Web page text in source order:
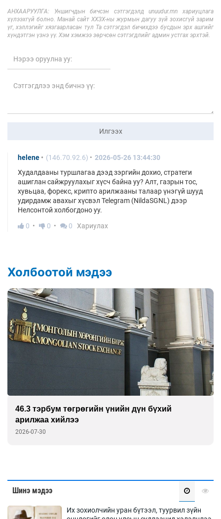
АНХААРУУЛГА: Уншигчдын бичсэн сэтгэгдэлд unuudur.mn хариуцлага
хүлээхгүй болно. Манай сайт ХХЗХ-ны журмын дагуу зүй зохисгүй зарим
үг, хэллэгийг хязгаарласан тул Та сэтгэгдэл бичихдээ бусдын эрх ашгийг
хүндэтгэн үзнэ үү. Хэм хэмжээ зөрчсөн сэтгэгдлийг админ устгах эрхтэй.
Илгээх
helene (146.70.92.6)
2026-05-26 13:44:30
Худалдааны туршлагаа дээд зэргийн дохио, стратеги
ашиглан сайжруулахыг хүсч байна уу? Алт, газрын тос,
хувьцаа, форекс, крипто арилжааны талаар үнэгүй шууд
удирдамж авахыг хүсвэл Telegram (NildaSGNL) дээр
Нелсонтой холбогдоно уу.
0
0 0 Хариулах
Холбоотой мэдээ
46.3 тэрбум төгрөгийн үнийн дүн бүхий
арилжаа хийлээ
2026-07-30
Шинэ мэдээ
Их зохиолчийн уран бүтээл, туурвил зүйн